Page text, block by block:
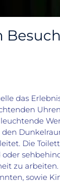
das
Die
zu
sowie